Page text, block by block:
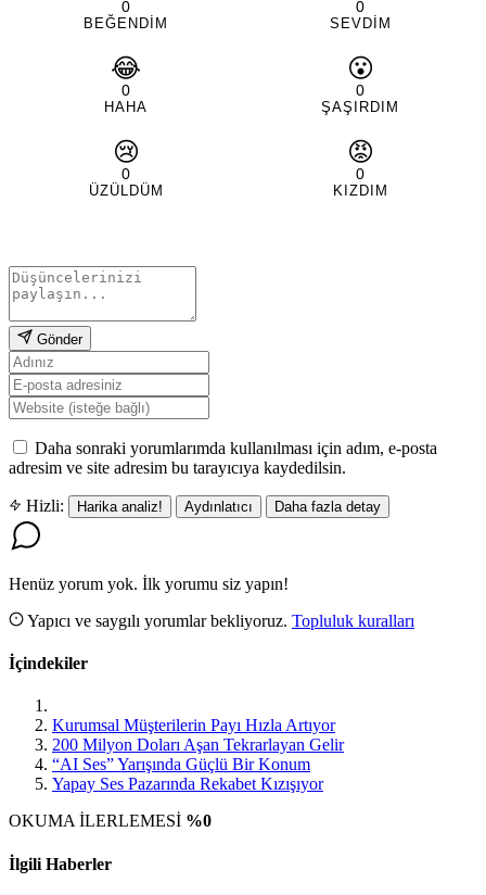
0
BEĞENDIM
0
SEVDIM
😂
0
HAHA
😮
0
ŞAŞIRDIM
😢
0
ÜZÜLDÜM
😡
0
KIZDIM
Gönder
Daha sonraki yorumlarımda kullanılması için adım, e-posta
adresim ve site adresim bu tarayıcıya kaydedilsin.
Hizli: Harika analiz! Aydınlatıcı Daha fazla detay
Henüz yorum yok. İlk yorumu siz yapın!
Yapıcı ve saygılı yorumlar bekliyoruz. Topluluk kuralları
İçindekiler
Kurumsal Müşterilerin Payı Hızla Artıyor
200 Milyon Doları Aşan Tekrarlayan Gelir
“AI Ses” Yarışında Güçlü Bir Konum
Yapay Ses Pazarında Rekabet Kızışıyor
OKUMA İLERLEMESİ %0
İlgili Haberler